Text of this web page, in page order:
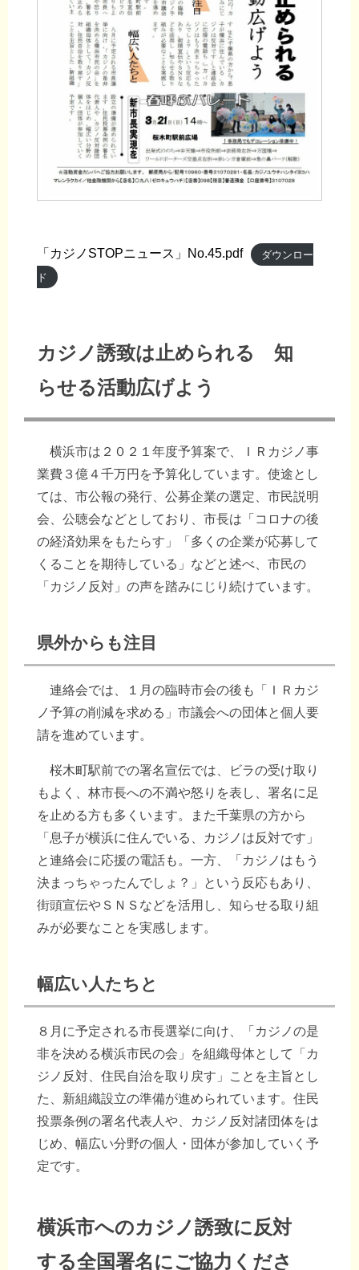
「カジノSTOPニュース」No.45.pdf
ダウンロー
ド
カジノ誘致は止められる 知
らせる活動広げよう
横浜市は２０２１年度予算案で、ＩＲカジノ事
業費３億４千万円を予算化しています。使途とし
ては、市公報の発行、公募企業の選定、市民説明
会、公聴会などとしており、市長は「コロナの後
の経済効果をもたらす」「多くの企業が応募して
くることを期待している」などと述べ、市民の
「カジノ反対」の声を踏みにじり続けています。
県外からも注目
連絡会では、１月の臨時市会の後も「ＩＲカジ
ノ予算の削減を求める」市議会への団体と個人要
請を進めています。
桜木町駅前での署名宣伝では、ビラの受け取り
もよく、林市長への不満や怒りを表し、署名に足
を止める方も多くいます。また千葉県の方から
「息子が横浜に住んでいる、カジノは反対です」
と連絡会に応援の電話も。一方、「カジノはもう
決まっちゃったんでしょ？」という反応もあり、
街頭宣伝やＳＮＳなどを活用し、知らせる取り組
みが必要なことを実感します。
幅広い人たちと
８月に予定される市長選挙に向け、「カジノの是
非を決める横浜市民の会」を組織母体として「カ
ジノ反対、住民自治を取り戻す」ことを主旨とし
た、新組織設立の準備が進められています。住民
投票条例の署名代表人や、カジノ反対諸団体をは
じめ、幅広い分野の個人・団体が参加していく予
定です。
横浜市へのカジノ誘致に反対
する全国署名にご協力くださ